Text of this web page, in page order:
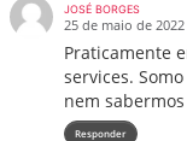
JOSÉ BORGES
25 de maio de 2022
Praticamente
services.
nem
Responder